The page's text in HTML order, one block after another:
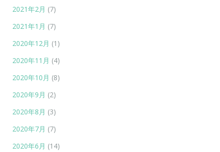
2021年2月 (7)
2021年1月 (7)
2020年12月 (1)
2020年11月 (4)
2020年10月 (8)
2020年9月 (2)
2020年8月 (3)
2020年7月 (7)
2020年6月 (14)